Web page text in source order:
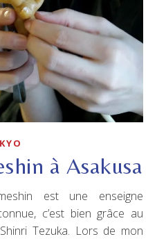
à Asakusa
c’est bien grâce au
Tezuka. Lors de mon